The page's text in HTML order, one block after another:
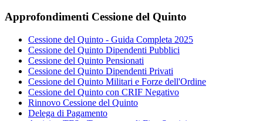
Approfondimenti Cessione del Quinto
Cessione del Quinto - Guida Completa 2025
Cessione del Quinto Dipendenti Pubblici
Cessione del Quinto Pensionati
Cessione del Quinto Dipendenti Privati
Cessione del Quinto Militari e Forze dell'Ordine
Cessione del Quinto con CRIF Negativo
Rinnovo Cessione del Quinto
Delega di Pagamento